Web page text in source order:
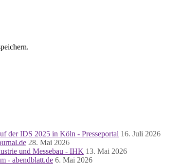
der IDS 2025 in Köln - Presseportal 16. Juli 2026
28. Mai 2026
und Messebau - IHK 13. Mai 2026
- abendblatt.de 6. Mai 2026